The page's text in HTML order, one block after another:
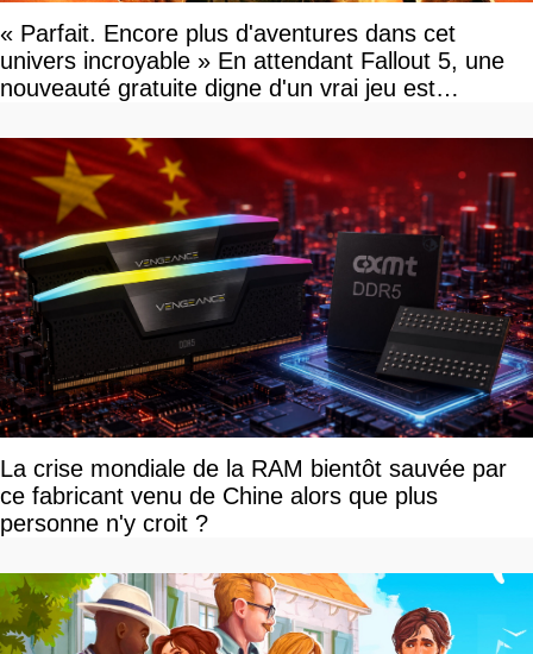
« Parfait. Encore plus d'aventures dans cet
univers incroyable » En attendant Fallout 5, une
nouveauté gratuite digne d'un vrai jeu est
La crise mondiale de la RAM bientôt sauvée par
ce fabricant venu de Chine alors que plus
personne n'y croit ?